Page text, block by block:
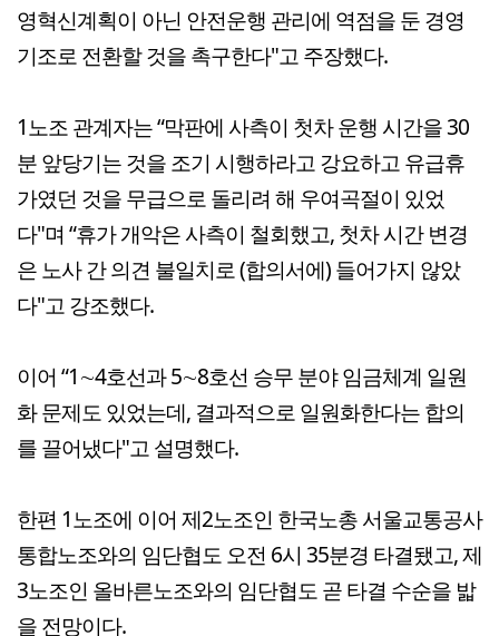
영혁신계획이 아닌 안전운행 관리에 역점을 둔 경영
기조로 전환할 것을 촉구한다"고 주장했다.
1노조 관계자는 “막판에 사측이 첫차 운행 시간을 30
분 앞당기는 것을 조기 시행하라고 강요하고 유급휴
가였던 것을 무급으로 돌리려 해 우여곡절이 있었
다"며 “휴가 개악은 사측이 철회했고, 첫차 시간 변경
은 노사 간 의견 불일치로 (합의서에) 들어가지 않았
다"고 강조했다.
이어 “1∼4호선과 5∼8호선 승무 분야 임금체계 일원
화 문제도 있었는데, 결과적으로 일원화한다는 합의
를 끌어냈다"고 설명했다.
한편 1노조에 이어 제2노조인 한국노총 서울교통공사
통합노조와의 임단협도 오전 6시 35분경 타결됐고, 제
3노조인 올바른노조와의 임단협도 곧 타결 수순을 밟
을 전망이다.